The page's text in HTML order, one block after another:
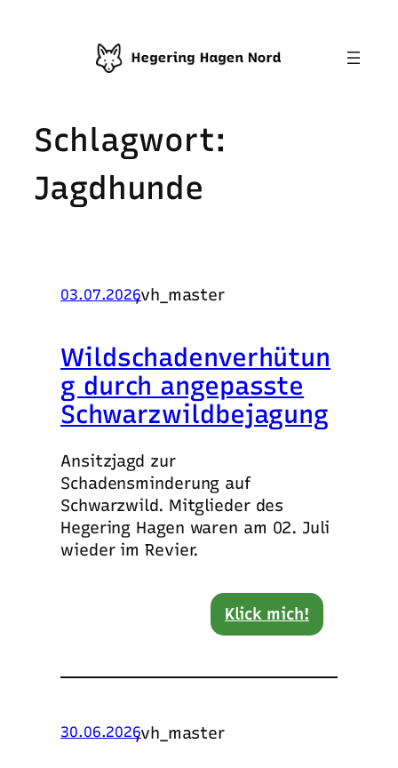
Schlagwort:
Jagdhunde
03.07.2026
,vh_master
Wildschadenverhütun
g durch angepasste
Schwarzwildbejagung
Ansitzjagd zur
Schadensminderung auf
Schwarzwild. Mitglieder des
Hegering Hagen waren am 02. Juli
wieder im Revier.
Klick mich!
30.06.2026
,vh_master